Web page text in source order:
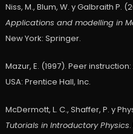
Niss, M., Blum, W. y Galbraith P.
Applications and modelling in
New York: Springer.
Mazur, E. (1997). Peer instruction:
USA: Prentice Hall, Inc.
McDermott, L. C., Shaffer, P. y
Tutorials in Introductory Physics